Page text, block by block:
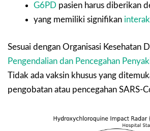
G6PD pasien harus diberikan
yang memiliki signifikan
Sesuai dengan Organisasi Kesehatan
Pengendalian dan Pencegahan
Tidak ada vaksin khusus yang
pengobatan atau pencegahan SARS-